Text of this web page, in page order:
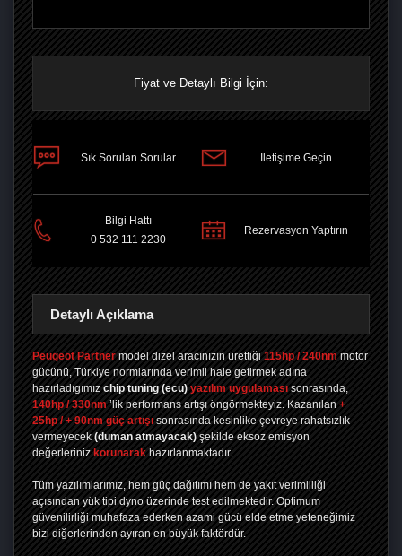
Fiyat ve Detaylı Bilgi İçin:
Sık Sorulan Sorular İletişime Geçin
Bilgi Hattı
0 532 111 2230
Rezervasyon Yaptırın
Detaylı Açıklama
Peugeot Partner model dizel aracınızın ürettiği 115hp / 240nm motor
gücünü, Türkiye normlarında verimli hale getirmek adına
hazırladıgımız chip tuning (ecu) yazılım uygulaması sonrasında,
140hp / 330nm ’lik performans artışı öngörmekteyiz. Kazanılan +
25hp / + 90nm güç artışı sonrasında kesinlike çevreye rahatsızlık
vermeyecek (duman atmayacak) şekilde eksoz emisyon
değerleriniz korunarak hazırlanmaktadır.
Tüm yazılımlarımız, hem güç dağıtımı hem de yakıt verimliliği
açısından yük tipi dyno üzerinde test edilmektedir. Optimum
güvenilirliği muhafaza ederken azami gücü elde etme yeteneğimiz
bizi diğerlerinden ayıran en büyük faktördür.